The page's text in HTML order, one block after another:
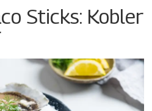
Sticks: Kobler